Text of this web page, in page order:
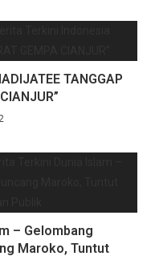
TANGGAP
– Gelombang
Maroko, Tuntut